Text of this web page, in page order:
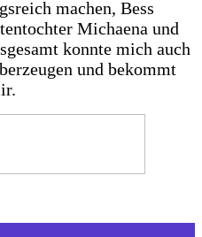
machen, Bess
Michaena und
konnte mich auch
und bekommt